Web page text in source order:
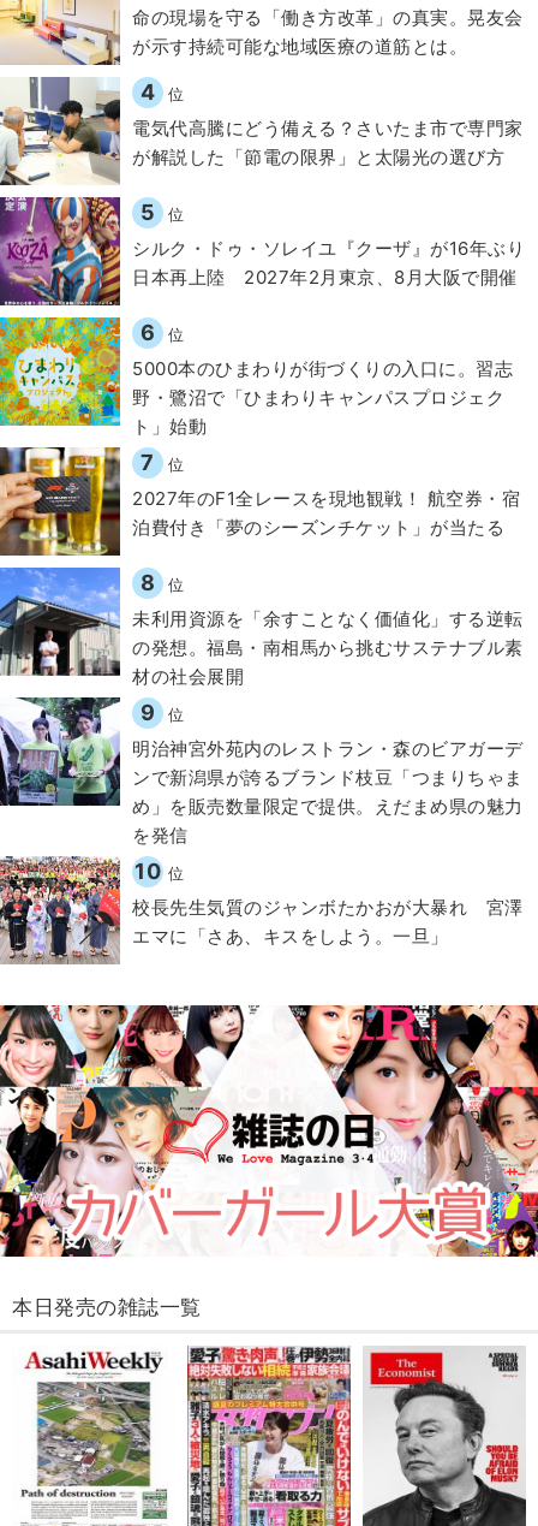
​命の現場を守る「働き方改革」の真実。晃友会
が示す持続可能な地域医療の道筋とは。
4 位
電気代高騰にどう備える？さいたま市で専門家
が解説した「節電の限界」と太陽光の選び方
5 位
シルク・ドゥ・ソレイユ『クーザ』が16年ぶり
日本再上陸 2027年2月東京、8月大阪で開催
6 位
5000本のひまわりが街づくりの入口に。習志
野・鷺沼で「ひまわりキャンパスプロジェク
ト」始動
7 位
2027年のF1全レースを現地観戦！ 航空券・宿
泊費付き「夢のシーズンチケット」が当たる
8 位
​​未利用資源を「余すことなく価値化」する逆転
の発想。福島・南相馬から挑むサステナブル素
材の社会展開​
9 位
明治神宮外苑内のレストラン・森のビアガーデ
ンで新潟県が誇るブランド枝豆「つまりちゃま
め」を販売数量限定で提供。えだまめ県の魅力
を発信
10 位
校長先生気質のジャンボたかおが大暴れ 宮澤
エマに「さあ、キスをしよう。一旦」
本日発売の雑誌一覧